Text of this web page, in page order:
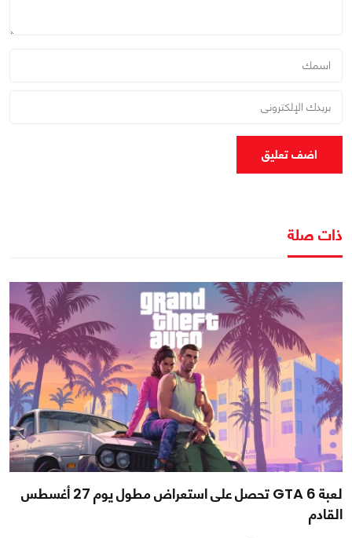
اضف تعليق
ذات صلة
لعبة GTA 6 تحصل على استعراض مطول يوم 27 أغسطس
القادم